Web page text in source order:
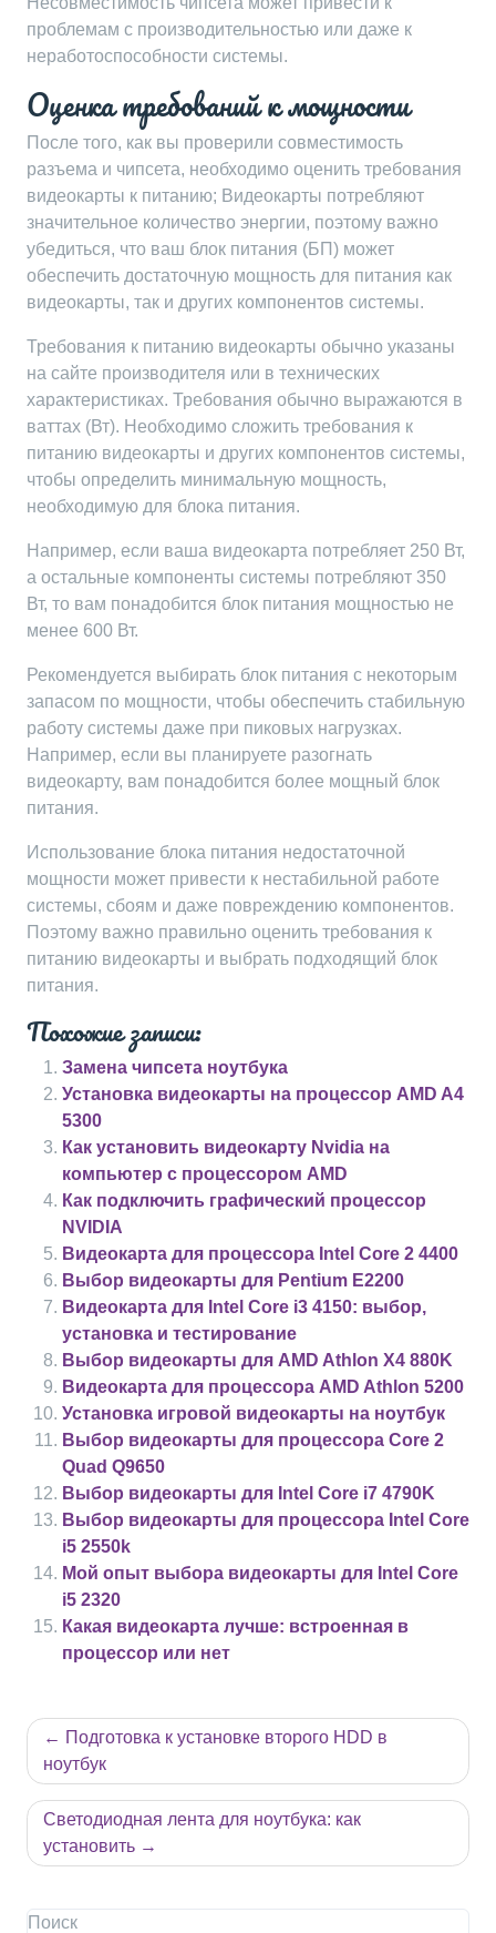
проблемам с производительностью или даже к
неработоспособности системы.
Оценка требований к мощности
После того, как вы проверили совместимость
разъема и чипсета, необходимо оценить требования
видеокарты к питанию; Видеокарты потребляют
значительное количество энергии, поэтому важно
убедиться, что ваш блок питания (БП) может
обеспечить достаточную мощность для питания как
видеокарты, так и других компонентов системы.
Требования к питанию видеокарты обычно указаны
на сайте производителя или в технических
характеристиках. Требования обычно выражаются в
ваттах (Вт). Необходимо сложить требования к
питанию видеокарты и других компонентов системы,
чтобы определить минимальную мощность,
необходимую для блока питания.
Например, если ваша видеокарта потребляет 250 Вт,
а остальные компоненты системы потребляют 350
Вт, то вам понадобится блок питания мощностью не
менее 600 Вт.
Рекомендуется выбирать блок питания с некоторым
запасом по мощности, чтобы обеспечить стабильную
работу системы даже при пиковых нагрузках.
Например, если вы планируете разогнать
видеокарту, вам понадобится более мощный блок
питания.
Использование блока питания недостаточной
мощности может привести к нестабильной работе
системы, сбоям и даже повреждению компонентов.
Поэтому важно правильно оценить требования к
питанию видеокарты и выбрать подходящий блок
питания.
Похожие записи:
Замена чипсета ноутбука
Установка видеокарты на процессор AMD A4
5300
Как установить видеокарту Nvidia на
компьютер с процессором AMD
Как подключить графический процессор
NVIDIA
Видеокарта для процессора Intel Core 2 4400
Выбор видеокарты для Pentium E2200
Видеокарта для Intel Core i3 4150: выбор,
установка и тестирование
Выбор видеокарты для AMD Athlon X4 880K
Видеокарта для процессора AMD Athlon 5200
Установка игровой видеокарты на ноутбук
Выбор видеокарты для процессора Core 2
Quad Q9650
Выбор видеокарты для Intel Core i7 4790K
Выбор видеокарты для процессора Intel Core
i5 2550k
Мой опыт выбора видеокарты для Intel Core
i5 2320
Какая видеокарта лучше: встроенная в
процессор или нет
Навигация
по
записям
Подготовка к установке второго HDD в
ноутбук
Светодиодная лента для ноутбука: как
установить
Поиск